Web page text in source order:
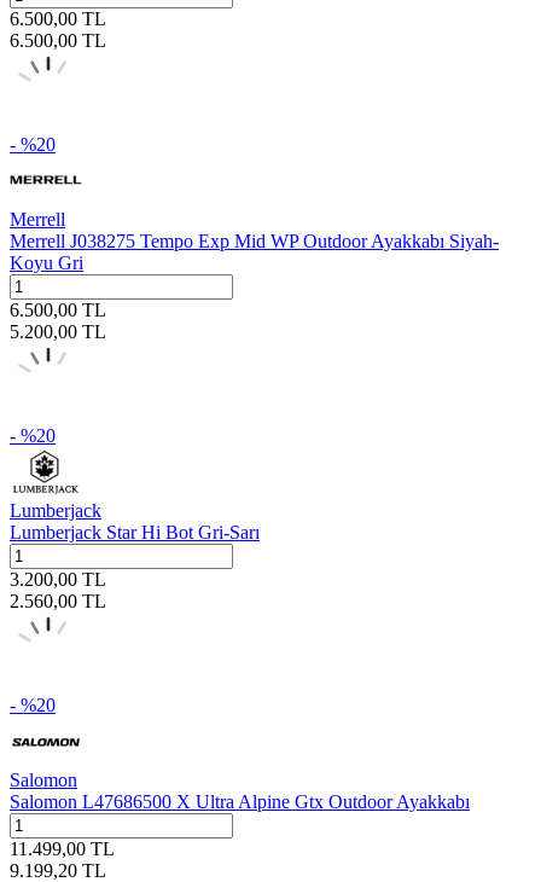
6.500,00 TL
6.500,00 TL
- %20
Merrell
Merrell J038275 Tempo Exp Mid WP Outdoor Ayakkabı Siyah-
Koyu Gri
6.500,00 TL
5.200,00 TL
- %20
Lumberjack
Lumberjack Star Hi Bot Gri-Sarı
3.200,00 TL
2.560,00 TL
- %20
Salomon
Salomon L47686500 X Ultra Alpine Gtx Outdoor Ayakkabı
11.499,00 TL
9.199,20 TL